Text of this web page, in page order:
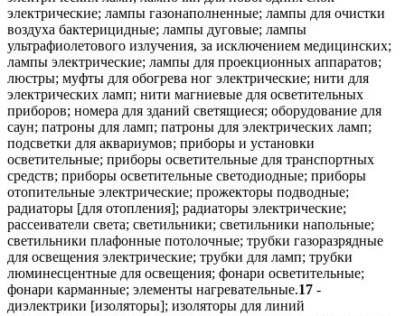
электрические; лампы газонаполненные; лампы для очистки
воздуха бактерицидные; лампы дуговые; лампы
ультрафиолетового излучения, за исключением медицинских;
лампы электрические; лампы для проекционных аппаратов;
люстры; муфты для обогрева ног электрические; нити для
электрических ламп; нити магниевые для осветительных
приборов; номера для зданий светящиеся; оборудование для
саун; патроны для ламп; патроны для электрических ламп;
подсветки для аквариумов; приборы и установки
осветительные; приборы осветительные для транспортных
средств; приборы осветительные светодиодные; приборы
отопительные электрические; прожекторы подводные;
радиаторы [для отопления]; радиаторы электрические;
рассеиватели света; светильники; светильники напольные;
светильники плафонные потолочные; трубки газоразрядные
для освещения электрические; трубки для ламп; трубки
люминесцентные для освещения; фонари осветительные;
фонари карманные; элементы нагревательные.17 -
диэлектрики [изоляторы]; изоляторы для линий